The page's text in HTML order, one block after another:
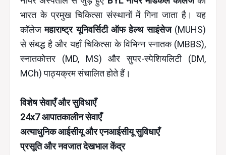
भारत के प्रमुख चिकित्सा संस्थानों में गिना जाता है। यह
कॉलेजमहाराष्ट्र यूनिवर्सिटी ऑफ हेल्थ साइंसेज(MUHS)
से संबद्ध है और यहाँ चिकित्सा के विभिन्न स्नातक (MBBS),
स्नातकोत्तर (MD, MS) और सुपर-स्पेशियलिटी (DM,
MCh) पाठ्यक्रम संचालित होते हैं।
विशेष सेवाएँ और सुविधाएँ
24x7 आपातकालीन सेवाएँ
अत्याधुनिक आईसीयू और एनआईसीयू सुविधाएँ
प्रसूति और नवजात देखभाल केंद्र